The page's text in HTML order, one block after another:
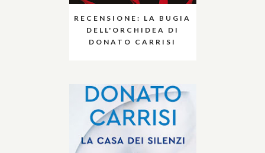
RECENSIONE: LA BUGIA
DELL'ORCHIDEA DI
DONATO CARRISI